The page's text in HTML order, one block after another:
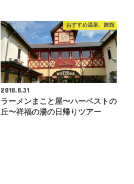
おすすめ温泉、旅館
2018.8.31
ラーメンまこと屋〜ハーベストの
丘〜祥福の湯の日帰りツアー